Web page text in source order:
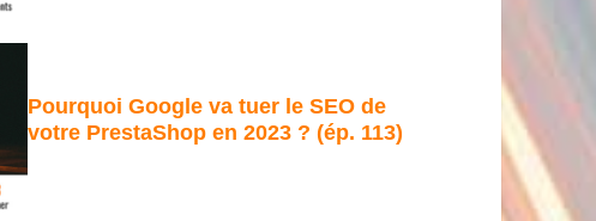
Pourquoi Google va tuer le SEO de
votre PrestaShop en 2023 ? (ép. 113)